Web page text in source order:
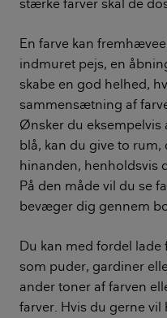
stærke farver skal de
En farve kan
indmuret pejs, en
skabe en god helhed,
sammensætning af
Ønsker du eksempelvis
blå, kan du give to
hinanden, henholdsvis
På den måde vil du se
bevæger dig gennem
Du kan med fordel
som puder, gardiner
ander toner af farven
farver. Hvis du gerne